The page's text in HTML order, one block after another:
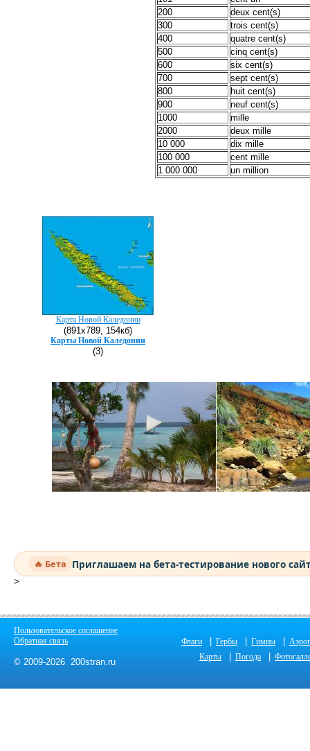
200
deux cent(s)
300
trois cent(s)
400
quatre cent(s)
500
cinq cent(s)
600
six cent(s)
700
sept cent(s)
800
huit cent(s)
900
neuf cent(s)
1000
mille
2000
deux mille
10 000
dix mille
100 000
cent mille
1 000 000
un million
Карта Новой Каледонии
(891х789, 154кб)
Карты Новой Каледонии
(3)
🔥 Бета Приглашаем на бета-тестирование нового
>
Пользовательское соглашение
Обратная связь
© 2009-2026 200stran.ru
Флаги Гербы Гимны
Карты
Погода